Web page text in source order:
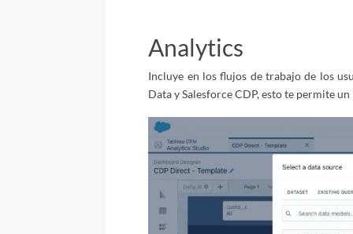
Analytics
Incluye en los flujos de trabajo de los
Data y Salesforce CDP, esto te permite